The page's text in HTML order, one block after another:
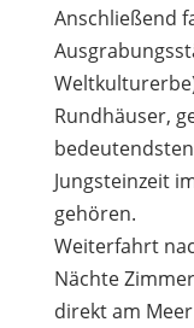
Anschließend
Rundhäuser,
Jungsteinzeit
gehören.
Weiterfahrt
Nächte
direkt am